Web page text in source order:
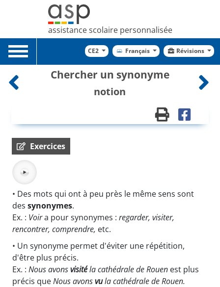
assistance scolaire personnalisée
Toggle
navigation
CE2 Français Révisions
Chercher un synonyme
notion
Exercices
• Des mots qui ont à peu près le même sens sont
des synonymes.
Ex. : Voira pour synonymes : regarder, visiter,
rencontrer, comprendre, etc.
• Un synonyme permet d'éviter une répétition,
d'être plus précis.
Ex. : Nous avonsvisitéla cathédrale de Rouen est plus
précis queNous avonsvula cathédrale de Rouen.